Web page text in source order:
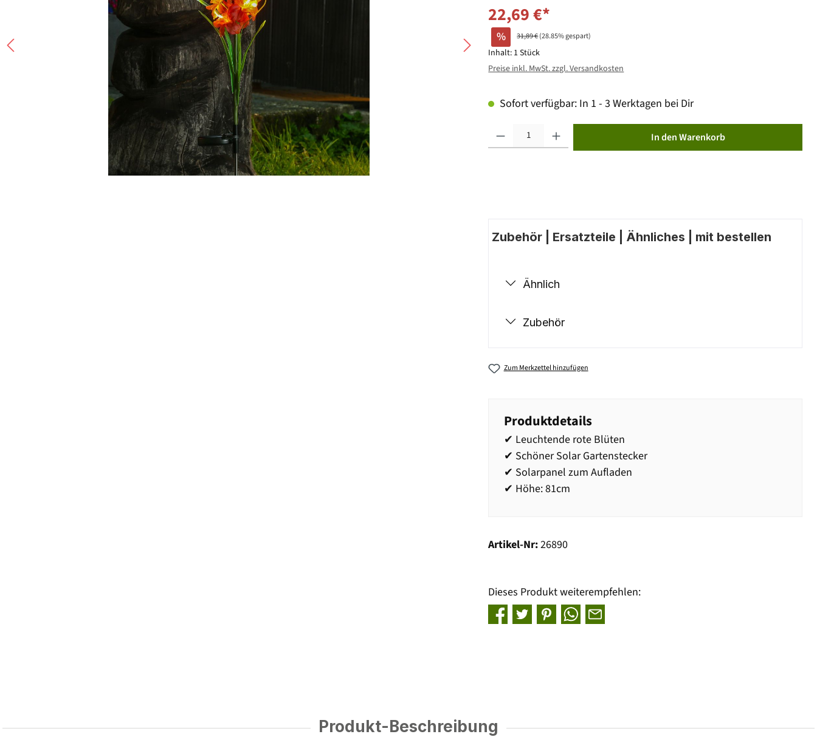
22,69 €*
% 31,89 €(28.85% gespart)
Inhalt: 1 Stück
Preise inkl. MwSt. zzgl. Versandkosten
Sofort verfügbar: In 1 - 3 Werktagen bei Dir
In den Warenkorb
Zubehör | Ersatzteile | Ähnliches | mit bestellen
Ähnlich
Zubehör
Zum Merkzettel hinzufügen
Produktdetails
✔ Leuchtende rote Blüten
✔ Schöner Solar Gartenstecker
✔ Solarpanel zum Aufladen
✔ Höhe: 81cm
Artikel-Nr:26890
Dieses Produkt weiterempfehlen:
Produkt-Beschreibung